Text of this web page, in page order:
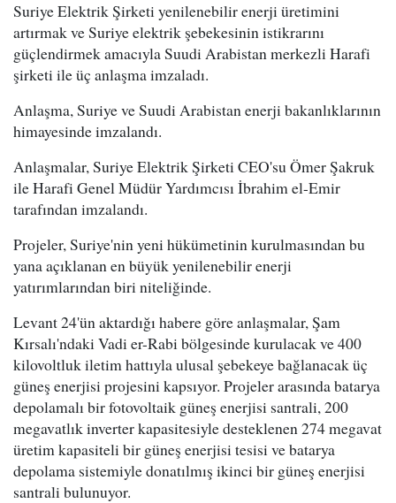
Suriye Elektrik Şirketi yenilenebilir enerji üretimini
artırmak ve Suriye elektrik şebekesinin istikrarını
güçlendirmek amacıyla Suudi Arabistan merkezli Harafi
şirketi ile üç anlaşma imzaladı.
Anlaşma, Suriye ve Suudi Arabistan enerji bakanlıklarının
himayesinde imzalandı.
Anlaşmalar, Suriye Elektrik Şirketi CEO'su Ömer Şakruk
ile Harafi Genel Müdür Yardımcısı İbrahim el-Emir
tarafından imzalandı.
Projeler, Suriye'nin yeni hükümetinin kurulmasından bu
yana açıklanan en büyük yenilenebilir enerji
yatırımlarından biri niteliğinde.
Levant 24'ün aktardığı habere göre anlaşmalar, Şam
Kırsalı'ndaki Vadi er-Rabi bölgesinde kurulacak ve 400
kilovoltluk iletim hattıyla ulusal şebekeye bağlanacak üç
güneş enerjisi projesini kapsıyor. Projeler arasında batarya
depolamalı bir fotovoltaik güneş enerjisi santrali, 200
megavatlık inverter kapasitesiyle desteklenen 274 megavat
üretim kapasiteli bir güneş enerjisi tesisi ve batarya
depolama sistemiyle donatılmış ikinci bir güneş enerjisi
santrali bulunuyor.